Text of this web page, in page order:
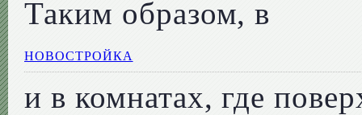
Таким образом, в
НОВОСТРОЙКА
и в комнатах, где